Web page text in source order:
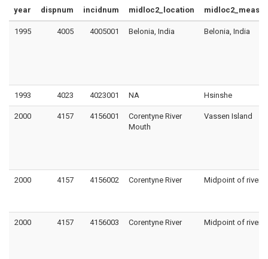
year dispnum incidnum midloc2_location
1995 4005 4005001 Belonia, India Belonia, India
1993 4023 4023001 NA Hsinshe
2000 4157 4156001
Corentyne River
Mouth
Vassen Island
2000 4157 4156002 Corentyne River Midpoint of river
2000 4157 4156003 Corentyne River Midpoint of river